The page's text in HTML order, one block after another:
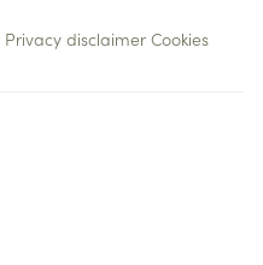
Privacy disclaimer Cookies